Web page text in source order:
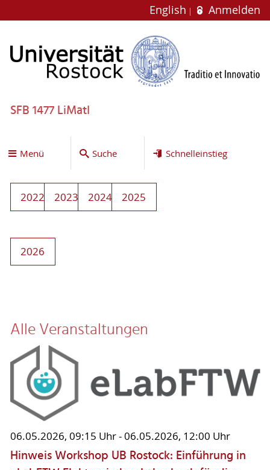
English Anmelden
SFB 1477 LiMatI
Menü Suche Schnelleinstieg
2022 2023 2024 2025
2026
Alle Veranstaltungen
06.05.2026, 09:15 Uhr - 06.05.2026, 12:00 Uhr
Hinweis Workshop UB Rostock: Einführung in